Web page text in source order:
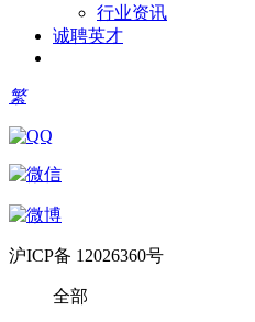
行业资讯
诚聘英才
繁
沪ICP备 12026360号
全部